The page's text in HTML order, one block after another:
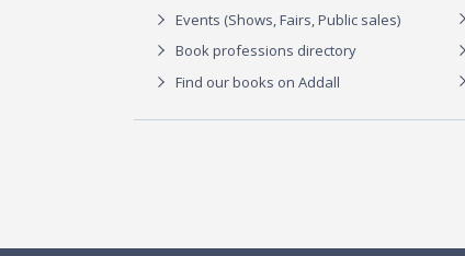
Events (Shows, Fairs, Public sales)
Book professions directory
Find our books on Addall